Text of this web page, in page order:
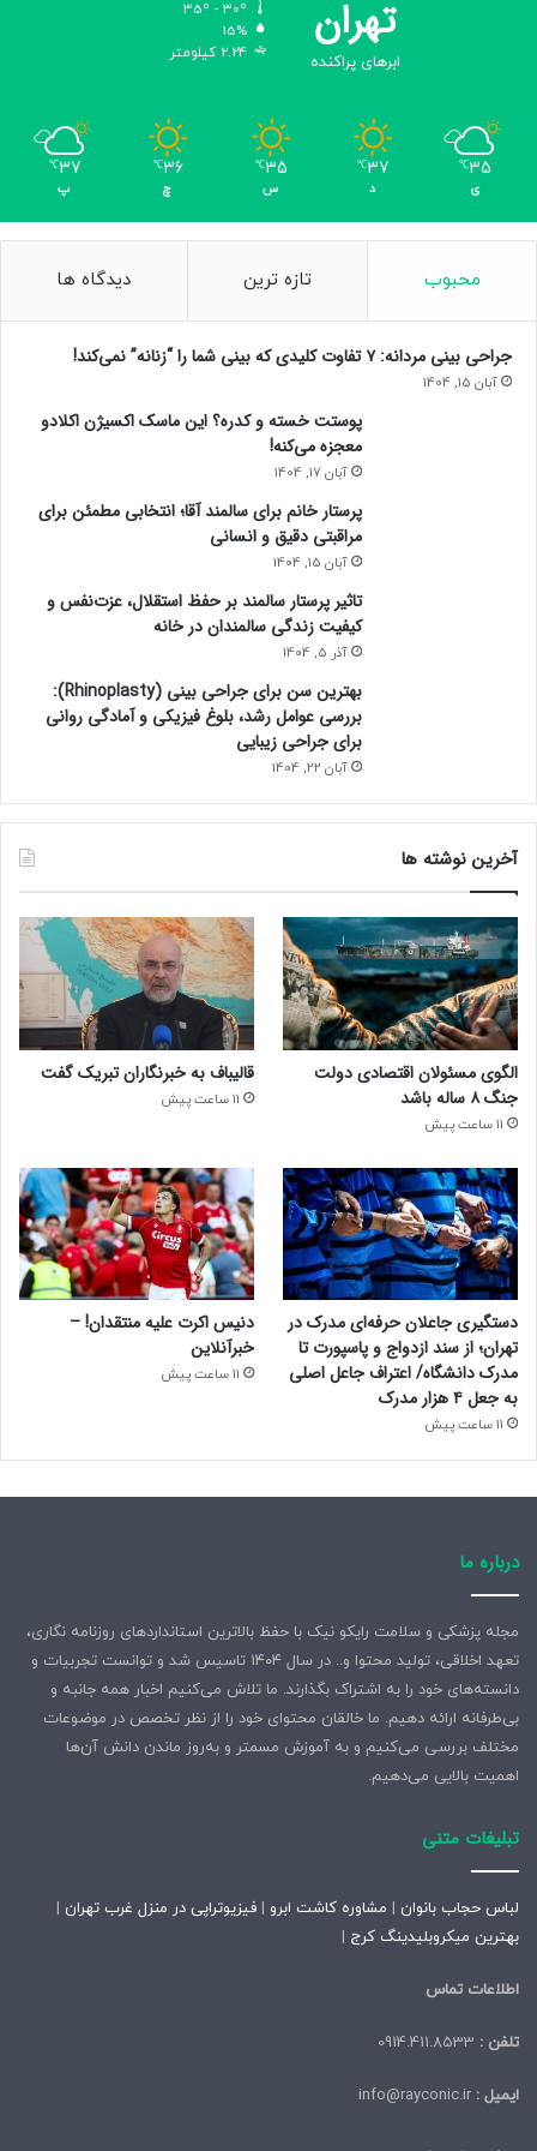
ر
ب
س
ن
د
تهران
ابرهای پراکنده
15%
2.24 کیلومتر
35
℃
ی
37
℃
د
35
℃
س
36
℃
چ
37
℃
پ
محبوب تازه ترین دیدگاه ها
جراحی بینی مردانه: ۷ تفاوت کلیدی که بینی شما را “زنانه” نمی‌کند!
آبان 15, 1404
پوستت خسته و کدره؟ این ماسک اکسیژن اکلادو
معجزه می‌کنه!
آبان 17, 1404
پرستار خانم برای سالمند آقا؛ انتخابی مطمئن برای
مراقبتی دقیق و انسانی
آبان 15, 1404
تاثیر پرستار سالمند بر حفظ استقلال، عزت‌نفس و
کیفیت زندگی سالمندان در خانه
آذر 5, 1404
بهترین سن برای جراحی بینی (Rhinoplasty):
بررسی عوامل رشد، بلوغ فیزیکی و آمادگی روانی
برای جراحی زیبایی
آبان 22, 1404
آخرین نوشته ها
الگوی مسئولان اقتصادی دولت
جنگ ۸ ساله باشد
11 ساعت پیش
قالیباف به خبرنگاران تبریک گفت
11 ساعت پیش
دستگیری جاعلان حرفه‌ای مدرک در
تهران؛ از سند ازدواج و پاسپورت تا
مدرک دانشگاه/ اعتراف جاعل اصلی
به جعل ۴ هزار مدرک
11 ساعت پیش
دنیس اکرت علیه منتقدان! –
خبرآنلاین
11 ساعت پیش
درباره ما
مجله پزشکی و سلامت رایکو نیک با حفظ بالاترین استانداردهای روزنامه نگاری،
تعهد اخلاقی، تولید محتوا و.. در سال ۱۴۰۴ تاسیس شد و توانست تجربیات و
دانسته‌های خود را به اشتراک بگذارند. ما تلاش می‌کنیم اخبار همه جانبه و
بی‌طرفانه ارائه دهیم. ما خالقان محتوای خود را از نظر تخصص در موضوعات
مختلف بررسی می‌کنیم و به آموزش مسمتر و به‌روز ماندن دانش آن‌ها
اهمیت بالایی می‌دهیم.
تبلیغات متنی
لباس حجاب بانوان | مشاوره کاشت ابرو | فیزیوتراپی در منزل غرب تهران |
بهترین میکروبلیدینگ کرج |
اطلاعات تماس
تلفن :
ایمیل :